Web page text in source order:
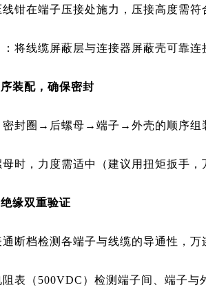
钳在端子压接处施力，压接高度需
将线缆屏蔽层与连接器屏蔽壳可靠
装配，确保密封
封圈→后螺母→端子→外壳的顺序组
时，力度需适中（建议用扭矩扳手
缘双重验证
断档检测各端子与线缆的导通性，
表（500VDC）检测端子间、端子